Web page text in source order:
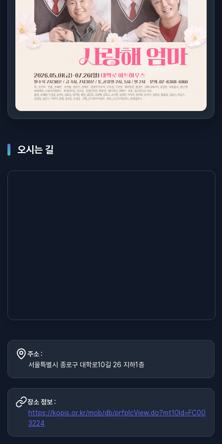
오시는 길
주소 :
서울특별시 종로구 대학로10길 26 지하1층
장소 정보 :
https://kopis.or.kr/mob/db/prfplcView.do?mt10Id=FC00
3224